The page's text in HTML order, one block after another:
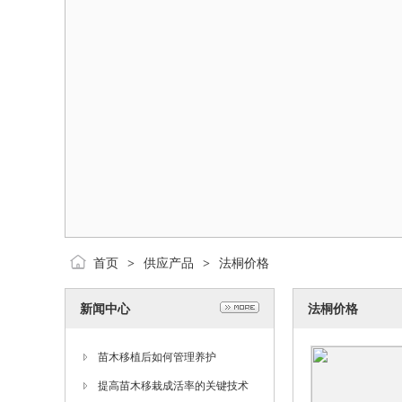
首页 > 供应产品 > 法桐价格
新闻中心
苗木移植后如何管理养护
提高苗木移栽成活率的关键技术
法桐价格